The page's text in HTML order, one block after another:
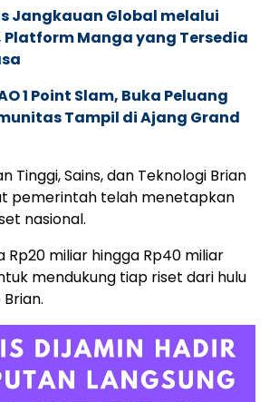
Jangkauan Global melalui
Platform Manga yang Tersedia
1 Point Slam, Buka Peluang
Tampil di Ajang Grand
Tinggi, Sains, dan Teknologi Brian
pemerintah telah menetapkan
nasional.
Rp20 miliar hingga Rp40 miliar
mendukung tiap riset dari hulu